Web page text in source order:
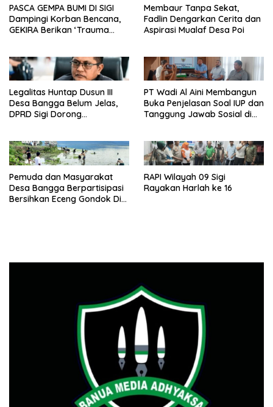
PASCA GEMPA BUMI DI SIGI
Dampingi Korban Bencana,
GEKIRA Berikan ‘Trauma
Membaur Tanpa Sekat,
Fadlin Dengarkan Cerita dan
Aspirasi Mualaf Desa Poi
Legalitas Huntap Dusun III
Desa Bangga Belum Jelas,
DPRD Sigi Dorong
PT Wadi Al Aini Membangun
Buka Penjelasan Soal IUP dan
Tanggung Jawab Sosial di
Pemuda dan Masyarakat
Desa Bangga Berpartisipasi
Bersihkan Eceng Gondok Di
RAPI Wilayah 09 Sigi
Rayakan Harlah ke 16